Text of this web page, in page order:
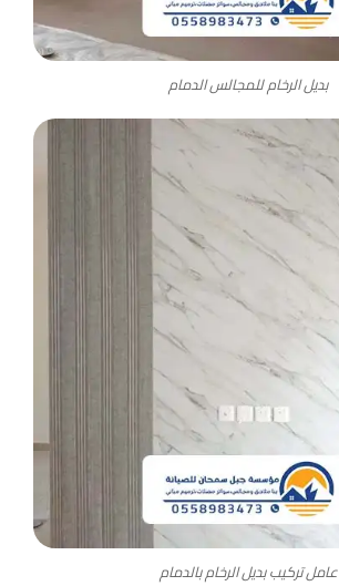
بديل الرخام للمجالس الدمام
عامل تركيب بديل الرخام بالدمام